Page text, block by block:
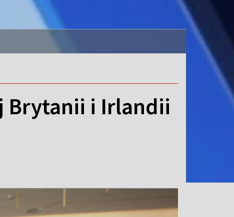
Brytanii i Irlandii